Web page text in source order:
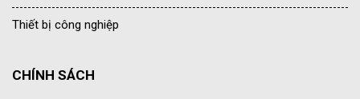
Thiết bị công nghiệp
CHÍNH SÁCH